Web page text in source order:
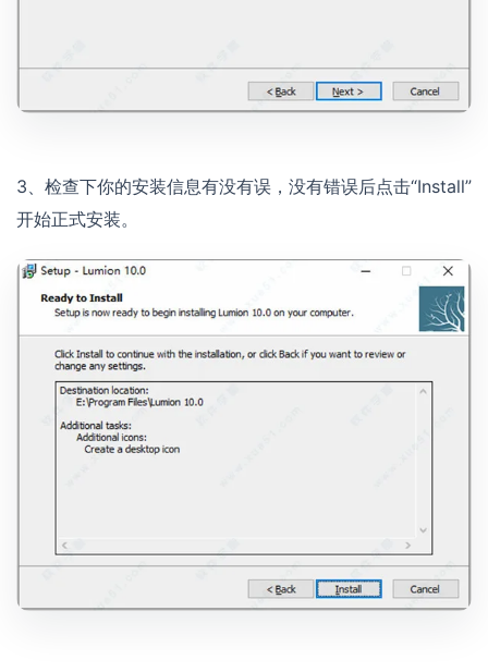
3、检查下你的安装信息有没有误，没有错误后点击“Install”
开始正式安装。